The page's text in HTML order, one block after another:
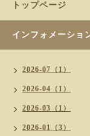
トップページ
インフォメーショ
2026-07（1）
2026-04（1）
2026-03（1）
2026-01（3）